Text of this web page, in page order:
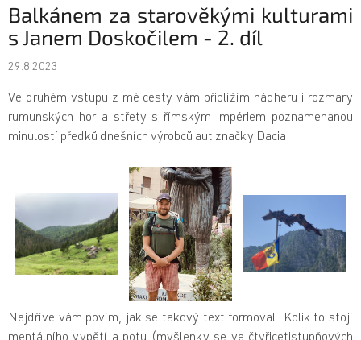
Balkánem za starověkými kulturami
s Janem Doskočilem - 2. díl
29.8.2023
Ve druhém vstupu z mé cesty vám přiblížím nádheru i rozmary
rumunských hor a střety s římským impériem poznamenanou
minulostí předků dnešních výrobců aut značky Dacia.
Nejdříve vám povím, jak se takový text formoval. Kolik to stojí